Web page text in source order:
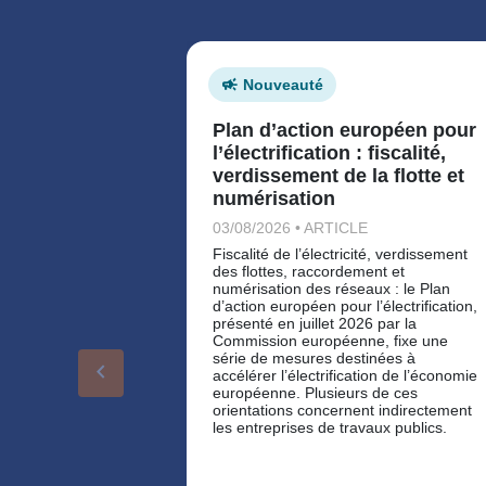
keyboard_arrow_left
Nouveauté
Plan d’action européen pour
l’électrification : fiscalité,
verdissement de la flotte et
numérisation
03/08/2026 • ARTICLE
Fiscalité de l’électricité, verdissement
des flottes, raccordement et
numérisation des réseaux : le Plan
d’action européen pour l’électrification,
présenté en juillet 2026 par la
Commission européenne, fixe une
série de mesures destinées à
accélérer l’électrification de l’économie
européenne. Plusieurs de ces
orientations concernent indirectement
les entreprises de travaux publics.